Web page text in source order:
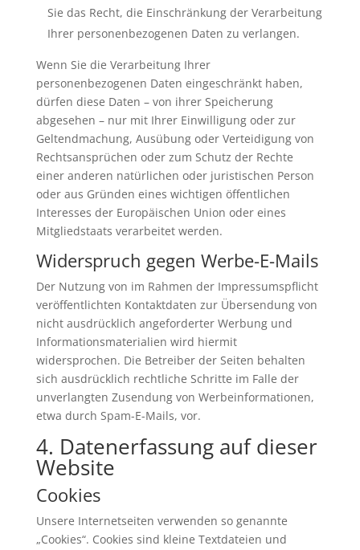
Sie das Recht, die Einschränkung der Verarbeitung
Ihrer personenbezogenen Daten zu verlangen.
Wenn Sie die Verarbeitung Ihrer
personenbezogenen Daten eingeschränkt haben,
dürfen diese Daten – von ihrer Speicherung
abgesehen – nur mit Ihrer Einwilligung oder zur
Geltendmachung, Ausübung oder Verteidigung von
Rechtsansprüchen oder zum Schutz der Rechte
einer anderen natürlichen oder juristischen Person
oder aus Gründen eines wichtigen öffentlichen
Interesses der Europäischen Union oder eines
Mitgliedstaats verarbeitet werden.
Widerspruch gegen Werbe-E-Mails
Der Nutzung von im Rahmen der Impressumspflicht
veröffentlichten Kontaktdaten zur Übersendung von
nicht ausdrücklich angeforderter Werbung und
Informationsmaterialien wird hiermit
widersprochen. Die Betreiber der Seiten behalten
sich ausdrücklich rechtliche Schritte im Falle der
unverlangten Zusendung von Werbeinformationen,
etwa durch Spam-E-Mails, vor.
4. Datenerfassung auf dieser
Website
Cookies
Unsere Internetseiten verwenden so genannte
„Cookies“. Cookies sind kleine Textdateien und